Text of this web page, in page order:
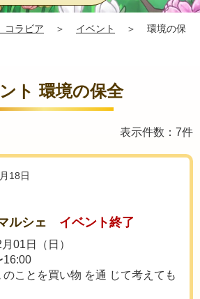
コラビア ＞ イベント ＞
環境の保
ト 環境の保全
表示件数：7件
18日
ルシェ イベント終了
01日（日）
16:00
ことを買い物 を通 じて考えても